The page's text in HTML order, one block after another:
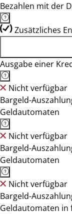
Bezahlen mit der
Zusätzliches
Ausgabe einer
Nicht verfügbar
Bargeld-
Geldautomaten
Nicht verfügbar
Bargeld-
Geldautomaten
Nicht verfügbar
Bargeld-
Geldautomaten